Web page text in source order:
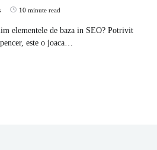
10 minute read
elementele de baza in SEO? Potrivit
este o joaca…